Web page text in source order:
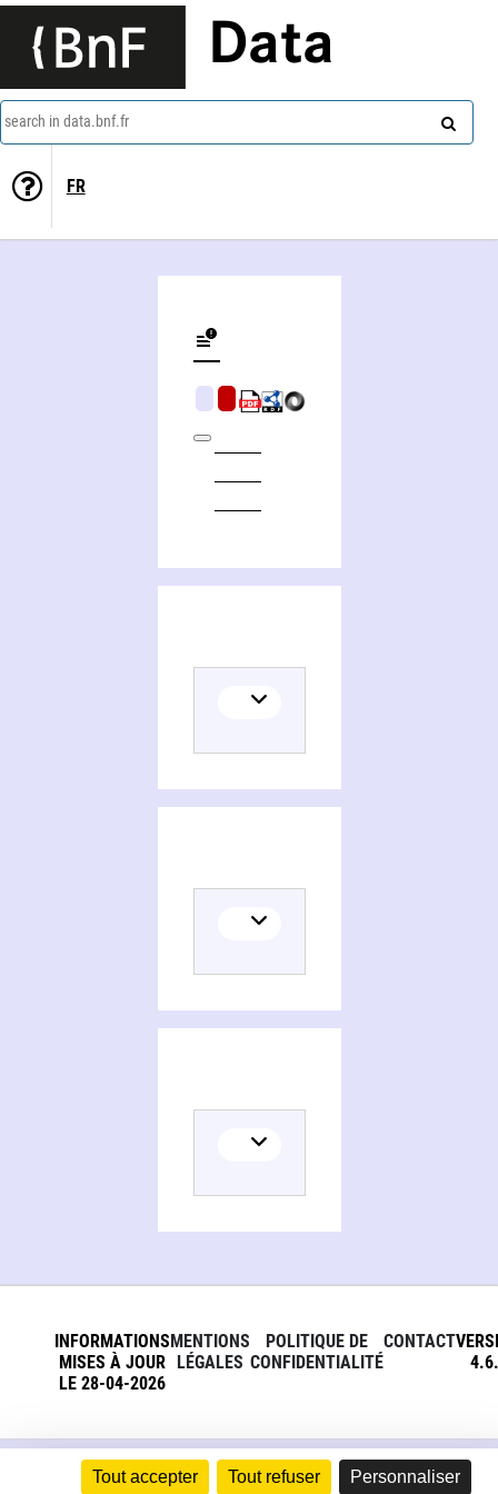
Tout accepter Tout refuser Personnaliser
Data
search in data.bnf.fr
FR
INFORMATIONS
MISES À JOUR
LE 28-04-2026
MENTIONS
LÉGALES
POLITIQUE DE
CONFIDENTIALITÉ
CONTACT